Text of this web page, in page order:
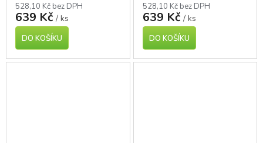
528,10 Kč bez DPH
639 Kč / ks
DO KOŠÍKU
528,10 Kč bez DPH
639 Kč / ks
DO KOŠÍKU